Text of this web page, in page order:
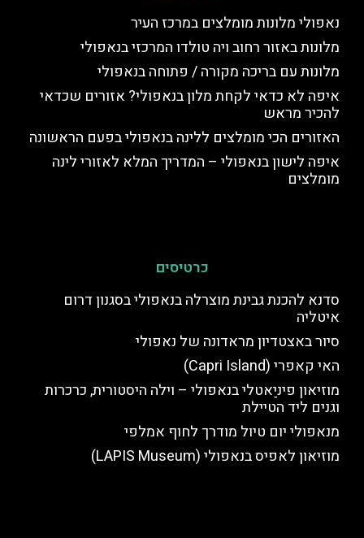
נאפולי מלונות מומלצים במרכז העיר
מלונות באזור רחוב ויה טולדו המרכזי בנאפולי
מלונות עם בריכה מקורה / פתוחה בנאפולי
איפה לא כדאי לקחת מלון בנאפולי? אזורים שכדאי
להכיר מראש
האזורים הכי מומלצים ללינה בנאפולי בפעם הראשונה
איפה לישון בנאפולי – המדריך המלא לאזורי לינה
מומלצים
כרטיסים
סדנא להכנת גבינת מוצרלה בנאפולי בסגנון דרום
איטליה
סיור באצטדיון מראדונה של נאפולי
האי קאפרי (Capri Island)
מוזיאון פיניַאטלי בנאפולי – וילה היסטורית, כרכרות
וגנים ליד הטיילת
מנאפולי יום טיול מודרך לחוף אמלפי
מוזיאון לאפיס בנאפולי (LAPIS Museum)